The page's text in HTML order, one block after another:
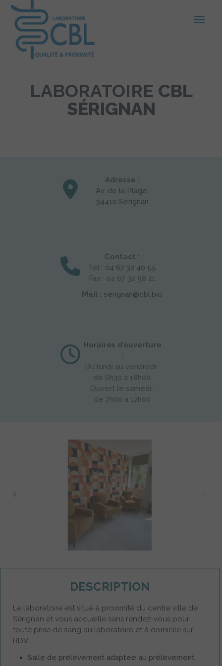
LABORATOIRE CBL
SÉRIGNAN
Adresse :
Av. de la Plage,
34410 Sérignan
Contact :
Tel : 04 67 32 40 55
Fax : 04 67 32 58 21
Mail : serignan@cbl.bio
Horaires d’ouverture
:
Du lundi au vendredi :
de 6h30 à 18h00
Ouvert le samedi :
de 7h00 à 12h00
DESCRIPTION
Le laboratoire est situé à proximité du centre ville de
Sérignan et vous accueille sans rendez-vous pour
toute prise de sang au laboratoire et à domicile sur
RDV.
Salle de prélèvement adaptée au prélèvement